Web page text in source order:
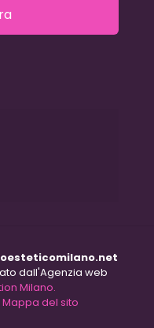
dall'Agenzia web
Milano.
Mappa del sito